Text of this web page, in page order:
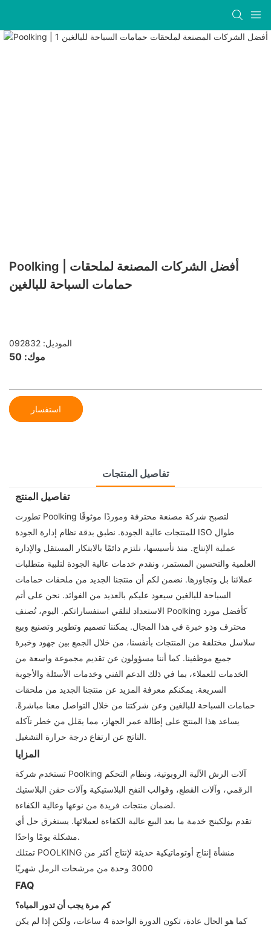
Poolking | أفضل الشركات المصنعة لملحقات
حمامات السباحة للبالغين
الموديل: 092832
موك: 50
استفسار
تفاصيل المنتجات
تفاصيل المنتج
تطورت Poolking لتصبح شركة مصنعة محترفة وموردًا موثوقًا
للمنتجات عالية الجودة. نطبق بدقة نظام إدارة الجودة ISO طوال
عملية الإنتاج. منذ تأسيسها، نلتزم دائمًا بالابتكار المستقل والإدارة
العلمية والتحسين المستمر، ونقدم خدمات عالية الجودة لتلبية متطلبات
عملائنا بل وتجاوزها. نضمن لكم أن منتجنا الجديد من ملحقات حمامات
السباحة للبالغين سيعود عليكم بالعديد من الفوائد. نحن على أتم
الاستعداد لتلقي استفساراتكم. اليوم، تُصنف Poolking كأفضل مورد
محترف وذو خبرة في هذا المجال. يمكننا تصميم وتطوير وتصنيع وبيع
سلاسل مختلفة من المنتجات بأنفسنا، من خلال الجمع بين جهود وخبرة
جميع موظفينا. كما أننا مسؤولون عن تقديم مجموعة واسعة من
الخدمات للعملاء، بما في ذلك الدعم الفني وخدمات الأسئلة والأجوبة
السريعة. يمكنكم معرفة المزيد عن منتجنا الجديد من ملحقات
حمامات السباحة للبالغين وعن شركتنا من خلال التواصل معنا مباشرةً.
يساعد هذا المنتج على إطالة عمر الجهاز، مما يقلل من خطر تآكله
الناتج عن ارتفاع درجة حرارة التشغيل.
المزايا
تستخدم شركة Poolking آلات الرش الآلية الروبوتية، ونظام التحكم
الرقمي، وآلات القطع، وقوالب النفخ البلاستيكية وآلات حقن البلاستيك
لضمان منتجات فريدة من نوعها وعالية الكفاءة.
تقدم بولكينج خدمة ما بعد البيع عالية الكفاءة لعملائها. يستغرق حل أي
مشكلة يومًا واحدًا.
تمتلك POOLKING منشأة إنتاج أوتوماتيكية حديثة لإنتاج أكثر من
3000 وحدة من مرشحات الرمل شهريًا
FAQ
كم مرة يجب أن تدور المياه؟
كما هو الحال عادة، تكون الدورة الواحدة 4 ساعات، ولكن إذا لم يكن